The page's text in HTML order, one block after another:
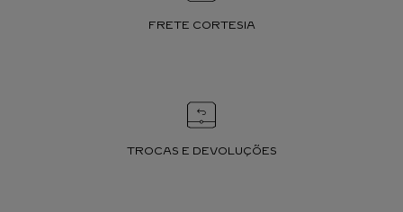
FRETE CORTESIA
TROCAS E DEVOLUÇÕES